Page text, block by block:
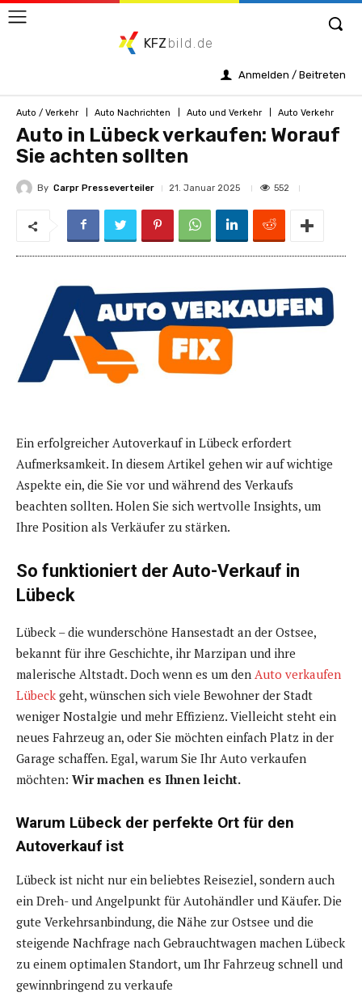
KFZ bild.de
Anmelden / Beitreten
Auto / Verkehr Auto Nachrichten Auto und Verkehr Auto Verkehr
Auto in Lübeck verkaufen: Worauf
Sie achten sollten
By Carpr Presseverteiler 21. Januar 2025 552
Ein erfolgreicher Autoverkauf in Lübeck erfordert
Aufmerksamkeit. In diesem Artikel gehen wir auf wichtige
Aspekte ein, die Sie vor und während des Verkaufs
beachten sollten. Holen Sie sich wertvolle Insights, um
Ihre Position als Verkäufer zu stärken.
So funktioniert der Auto-Verkauf in
Lübeck
Lübeck – die wunderschöne Hansestadt an der Ostsee,
bekannt für ihre Geschichte, ihr Marzipan und ihre
malerische Altstadt. Doch wenn es um den Auto verkaufen
Lübeck geht, wünschen sich viele Bewohner der Stadt
weniger Nostalgie und mehr Effizienz. Vielleicht steht ein
neues Fahrzeug an, oder Sie möchten einfach Platz in der
Garage schaffen. Egal, warum Sie Ihr Auto verkaufen
möchten: Wir machen es Ihnen leicht.
Warum Lübeck der perfekte Ort für den
Autoverkauf ist
Lübeck ist nicht nur ein beliebtes Reiseziel, sondern auch
ein Dreh- und Angelpunkt für Autohändler und Käufer. Die
gute Verkehrsanbindung, die Nähe zur Ostsee und die
steigende Nachfrage nach Gebrauchtwagen machen Lübeck
zu einem optimalen Standort, um Ihr Fahrzeug schnell und
gewinnbringend zu verkaufe